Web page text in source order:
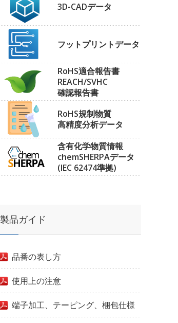
3D-CADデータ
フットプリントデータ
RoHS適合報告書
REACH/SVHC
確認報告書
RoHS規制物質
高精度分析データ
含有化学物質情報
chemSHERPAデータ
(IEC 62474準拠)
製品ガイド
品番の表し方
使用上の注意
端子加工、テーピング、梱包仕様